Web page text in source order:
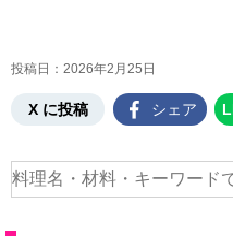
投稿日： 2026年2月25日
X に投稿 シェア